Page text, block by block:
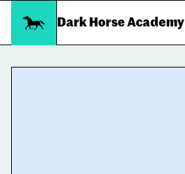
Dark Horse Academy